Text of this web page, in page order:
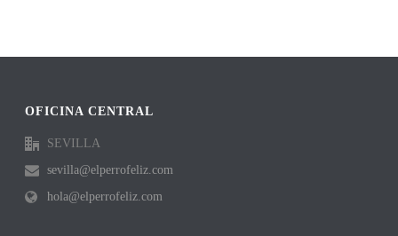
OFICINA CENTRAL
SEVILLA
sevilla@elperrofeliz.com
hola@elperrofeliz.com